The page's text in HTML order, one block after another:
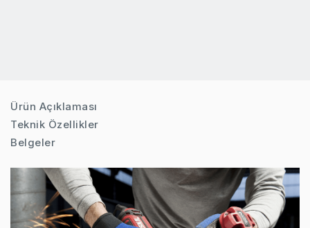
tutamak pozisyonu
«Clic» sistemli güvenlik siperi, saniyeler içinde her
çalışma durumuna uygun olarak ayarlanabilir
Toz geçirmez rulmanlar, uzun bir çalışma ömrü,
helezon dişliler için güç ve düşük ses seviyesi
sağlar
Ürün Açıklaması
Teknik Özellikler
Belgeler